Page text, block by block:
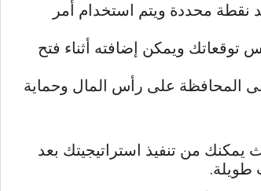
محددة ويتم استخدام أمر
توقعاتك ويمكن إضافته أثناء فتح
المحافظة على رأس المال وحماية
من تنفيذ استراتيجيتك بعد
طويلة.